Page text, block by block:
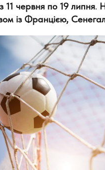
11 червня по 19 липня.
із Францією,